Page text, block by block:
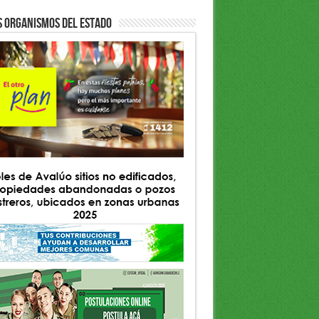
ORGANISMOS DEL ESTADO